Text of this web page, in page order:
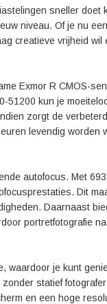
Dompel jezelf
die het biedt.
sneller doet
niveau. Of je nu
creatieve vrijheid wil
Exmor R CMOS-
51200 kun je
zorgt de
levendig worden
autofocus. Met
Dit
Daarnaast
portretfotografie
waardoor je kunt
statief
en een hoge